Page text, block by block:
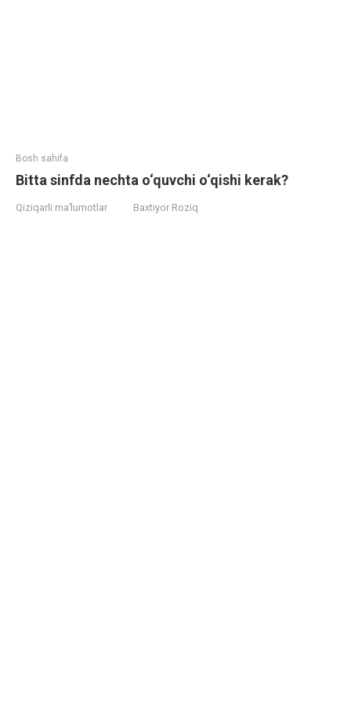
Bosh sahifa
Bitta sinfda nechta o‘quvchi o‘qishi kerak?
Qiziqarli ma’lumotlar Baxtiyor Roziq